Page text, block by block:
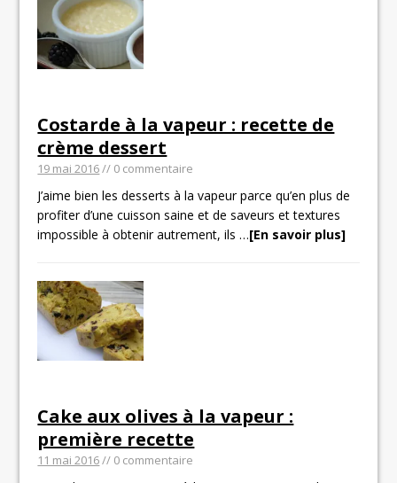
Costarde à la vapeur : recette de
crème dessert
19 mai 2016// 0 commentaire
J’aime bien les desserts à la vapeur parce qu’en plus de
profiter d’une cuisson saine et de saveurs et textures
impossible à obtenir autrement, ils…[En savoir plus]
Cake aux olives à la vapeur :
première recette
11 mai 2016// 0 commentaire